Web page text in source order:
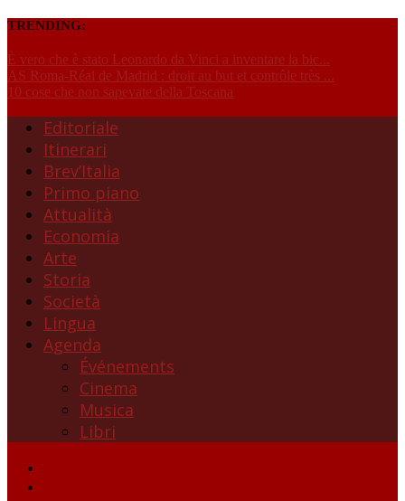
TRENDING:
È vero che è stato Leonardo da Vinci a inventare la bic...
AS Roma-Réal de Madrid : droit au but et contrôle très ...
10 cose che non sapevate della Toscana
Editoriale
Itinerari
Brev’Italia
Primo piano
Attualità
Economia
Arte
Storia
Società
Lingua
Agenda
Événements
Cinema
Musica
Libri